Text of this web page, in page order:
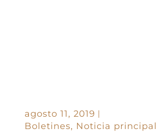
agosto 11, 2019
Boletines, Noticia principal